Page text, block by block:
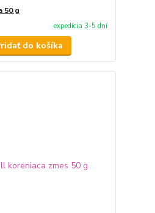
50 g
expedícia 3-5 dní
do košíka